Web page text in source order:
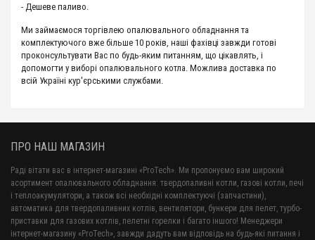
- Дешеве паливо.
Ми займаємося торгівлею опалювального обладнання та
комплектуючого вже більше 10 років, наші фахівці завжди готові
проконсультувати Вас по будь-яким питанням, що цікавлять, і
допомогти у виборі опалювального котла. Можлива доставка по
всій Україні кур'єрськими службами.
ПРО НАШ МАГАЗИН
Раді вітати вас в інтернет-магазині «ProTech». Ми пропонуємо вам широкий
асортимент опалювального обладнання: твердопаливні котли, газові котли, печі
і теплоакумулятори, а також всі необхідні комплектуючі (запчастини),
автоматика для твердопаливних котлів, вентилятори, бункери для пелет, турбо-
приставки для газових котлів, пелетні горелки і багато іншого! Менеджери
інтернет-магазину «ProTech», завжди дадуть вам відповідь на будь-які питання і